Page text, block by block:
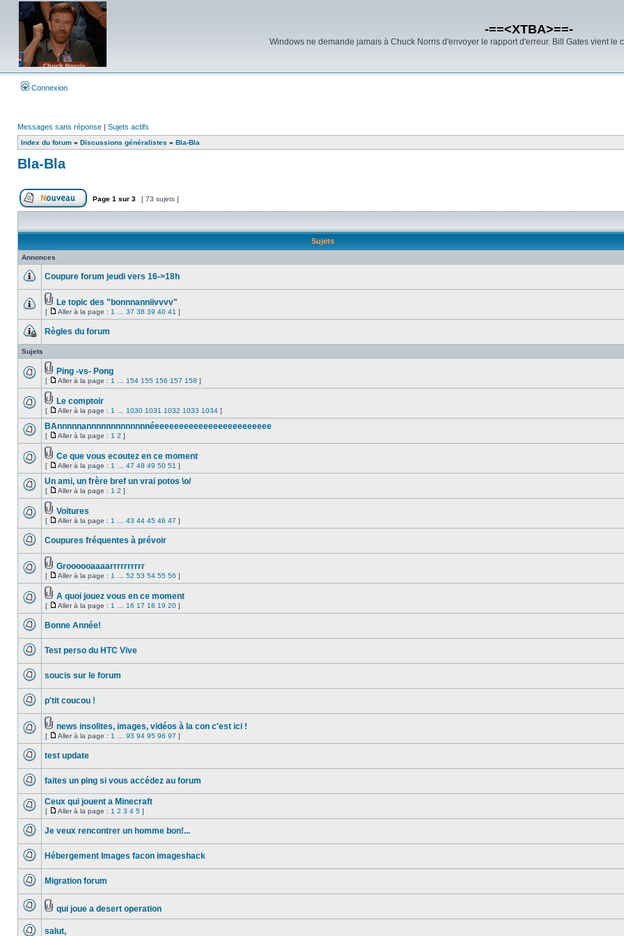
-==<XTBA>==-
Windows ne demande jamais à Chuck Norris d'envoyer le rapport d'erreur. Bill Gates vient le
Connexion
Messages sans réponse | Sujets actifs
Index du forum » Discussions généralistes » Bla-Bla
Bla-Bla
Poster un nouveau sujet
Page 1 sur 3 [ 73 sujets ]
Sujets
Annonces
message
non
Coupure forum jeudi vers 16->18h
Aucun
message
non
Fichier(s)
joint(s)
Le topic des "bonnnanniivvvv"
[
Aller
la
Aller à la page : 1 37 38 39 40 41 ]
sujet
est
verrouillé,
vous
pouvez
pas
modifier
messages
poster
réponse.
Règles du forum
Sujets
Aucun
message
non
Fichier(s)
joint(s)
Ping -vs- Pong
[
Aller
la
page
Aller à la page : 1 154 155 156 157 158 ]
Aucun
message
non
Fichier(s)
joint(s)
Le comptoir
[
Aller
à
la
page
Aller à la page : 1 1030 1031 1032 1033 1034 ]
Aucun
message
non
BAnnnnnannnnnnnnnnnnnéeeeeeeeeeeeeeeeeeeeeeeee
[
Aller
la
page
Aller à la page : 1 2 ]
Aucun
message
non
Fichier(s)
joint(s)
Ce que vous ecoutez en ce moment
[
Aller
à
la
page
Aller à la page : 1 47 48 49 50 51 ]
Aucun
message
non
Un ami, un frère bref un vrai potos \o/
[
Aller
la
page
Aller à la page : 1 2 ]
Aucun
message
non
Fichier(s)
joint(s)
Voitures
[
Aller
la
Aller à la page : 1 43 44 45 46 47 ]
message
non
Coupures fréquentes à prévoir
Aucun
message
non
Fichier(s)
joint(s)
Groooooaaaarrrrrrrrrr
[
Aller
la
page
Aller à la page : 1 52 53 54 55 56 ]
Aucun
message
non
Fichier(s)
joint(s)
A quoi jouez vous en ce moment
[
Aller
la
Aller à la page : 1 16 17 18 19 20 ]
non
Bonne Année!
non
Test perso du HTC Vive
non
soucis sur le forum
message
non
p'tit coucou !
Aucun
message
non
Fichier(s)
joint(s)
news insolites, images, vidéos à la con c'est ici !
[
Aller
la
Aller à la page : 1 93 94 95 96 97 ]
non
test update
message
non
faites un ping si vous accédez au forum
Aucun
non
Ceux qui jouent a Minecraft
[
Aller
la
Aller à la page : 1 2 3 4 5 ]
non
Je veux rencontrer un homme bon!...
non
Hébergement Images facon imageshack
message
non
Migration forum
non
Fichier(s)
qui joue a desert operation
salut,